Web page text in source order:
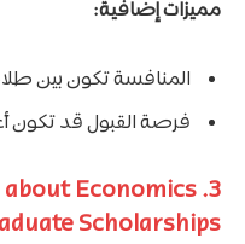
مميزات إضافية:
المنافسة تكون بين
فرصة القبول قد تكون
about Economics
Scholarships: